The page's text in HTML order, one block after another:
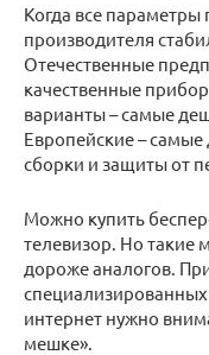
Когда все
производителя
Отечественные
качественные
варианты – самые
Европейские –
сборки и защиты от
Можно купить
телевизор. Но такие
дороже аналогов.
специализированных
интернет нужно
мешке».